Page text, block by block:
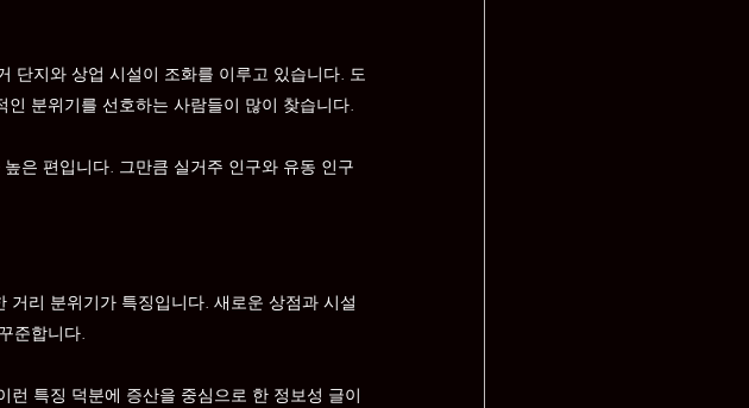
단지와 상업 시설이 조화를 이루고 있습니다. 도
인 분위기를 선호하는 사람들이 많이 찾습니다.
은 편입니다. 그만큼 실거주 인구와 유동 인구
리 분위기가 특징입니다. 새로운 상점과 시설
준합니다.
특징 덕분에 증산을 중심으로 한 정보성 글이